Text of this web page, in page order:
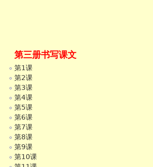
第三册书写课文
第1课
第2课
第3课
第4课
第5课
第6课
第7课
第8课
第9课
第10课